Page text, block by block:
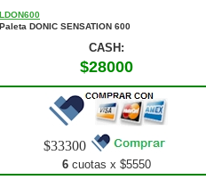
Paleta DONIC SENSATION 600
CASH:
$28000
$33300
6cuotas x $5550